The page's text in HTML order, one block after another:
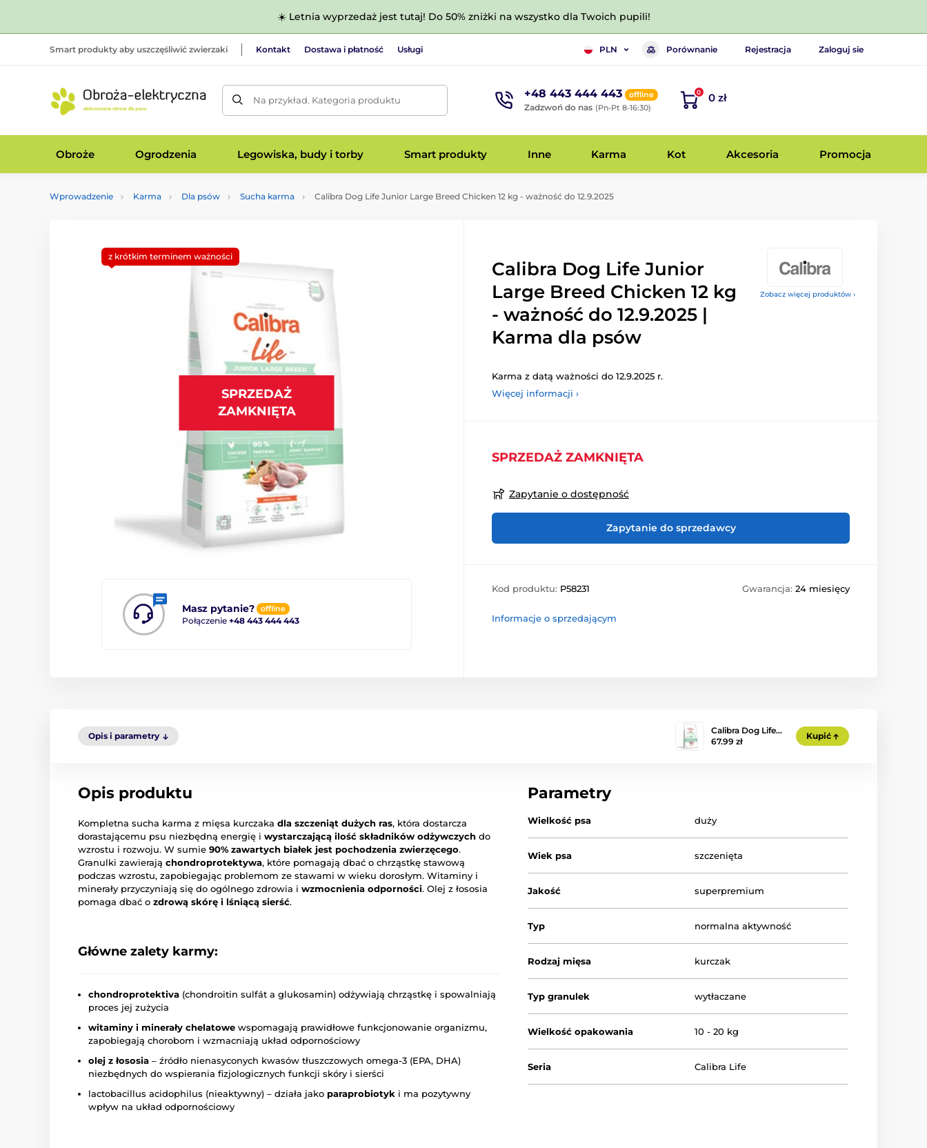
☀️ Letnia wyprzedaż jest tutaj! Do 50% zniżki na wszystko dla Twoich pupili!
Smart produkty aby uszczęśliwić zwierzaki Kontakt Dostawa i płatność Usługi PLN Porównanie Rejestracja Zaloguj sie
Na przykład. Kategoria produktu +48 443 444 443 offline
Zadzwoń do nas (Pn-Pt 8-16:30)
0 0 zł
Obroże Ogrodzenia Legowiska, budy i torby Smart produkty Inne Karma Kot Akcesoria Promocja
Wprowadzenie Karma Dla psów Sucha karma Calibra Dog Life Junior Large Breed Chicken 12 kg - ważność do 12.9.2025
Zobacz więcej produktów ›
SPRZEDAŻ
ZAMKNIĘTA
Masz pytanie? offline
Połączenie +48 443 444 443
z krótkim terminem ważności
Calibra Dog Life Junior
Large Breed Chicken 12 kg
- ważność do 12.9.2025 |
Karma dla psów
Karma z datą ważności do 12.9.2025 r.
Więcej informacji ›
SPRZEDAŻ ZAMKNIĘTA
Zapytanie o dostępność
Zapytanie do sprzedawcy
Kod produktu: P58231 Gwarancja: 24 miesięcy
Informacje o sprzedającym
Opis i parametry
Calibra Dog Life…
67.99 zł
Kupić
Opis produktu
Kompletna sucha karma z mięsa kurczaka dla szczeniąt dużych ras, która dostarcza
dorastającemu psu niezbędną energię i wystarczającą ilość składników odżywczych do
wzrostu i rozwoju. W sumie 90% zawartych białek jest pochodzenia zwierzęcego.
Granulki zawierają chondroprotektywa, które pomagają dbać o chrząstkę stawową
podczas wzrostu, zapobiegając problemom ze stawami w wieku dorosłym. Witaminy i
minerały przyczyniają się do ogólnego zdrowia i wzmocnienia odporności. Olej z łososia
pomaga dbać o zdrową skórę i lśniącą sierść.
Główne zalety karmy:
chondroprotektiva (chondroitin sulfát a glukosamin) odżywiają chrząstkę i spowalniają
proces jej zużycia
witaminy i minerały chelatowe wspomagają prawidłowe funkcjonowanie organizmu,
zapobiegają chorobom i wzmacniają układ odpornościowy
olej z łososia – źródło nienasyconych kwasów tłuszczowych omega-3 (EPA, DHA)
niezbędnych do wspierania fizjologicznych funkcji skóry i sierści
lactobacillus acidophilus (nieaktywny) – działa jako paraprobiotyk i ma pozytywny
wpływ na układ odpornościowy
Parametry
Wielkość psa duży
Wiek psa szczenięta
Jakość superpremium
Typ normalna aktywność
Rodzaj mięsa kurczak
Typ granulek wytłaczane
Wielkość opakowania 10 - 20 kg
Seria Calibra Life